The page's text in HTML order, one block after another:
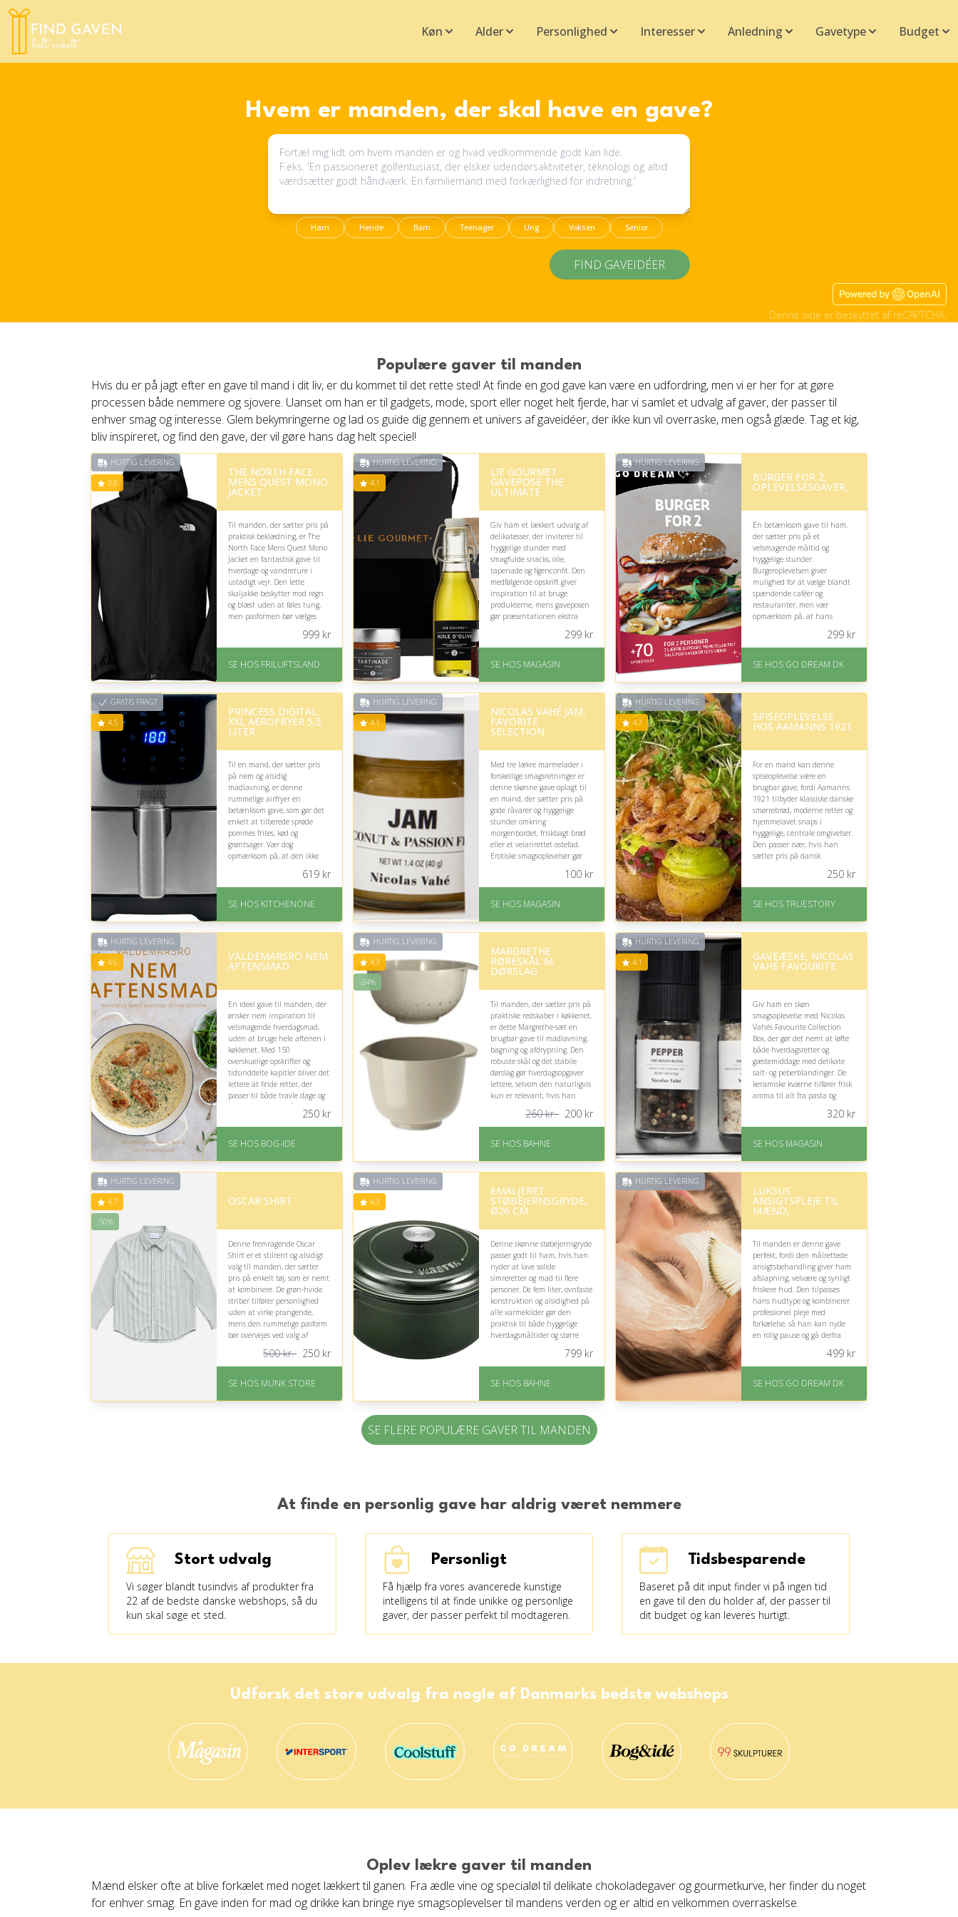
Køn Alder Personlighed Interesser Anledning Gavetype Budget
Hvem er manden, der skal have en gave?
Ham Hende Barn Teenager Ung Voksen Senior
FIND GAVEIDÉER
Denne side er beskyttet af reCAPTCHA.
Populære gaver til manden
Hvis du er på jagt efter en gave til mand i dit liv, er du kommet til det rette sted! At finde en god gave kan være en udfordring, men vi er her for at gøre
processen både nemmere og sjovere. Uanset om han er til gadgets, mode, sport eller noget helt fjerde, har vi samlet et udvalg af gaver, der passer til
enhver smag og interesse. Glem bekymringerne og lad os guide dig gennem et univers af gaveidéer, der ikke kun vil overraske, men også glæde. Tag et kig,
bliv inspireret, og find den gave, der vil gøre hans dag helt speciel!
HURTIG LEVERING
3.8
THE NORTH FACE
MENS QUEST MONO
JACKET
Til manden, der sætter pris på
praktisk beklædning, er The
North Face Mens Quest Mono
Jacket en fantastisk gave til
hverdage og vandreture i
ustadigt vejr. Den lette
skaljakke beskytter mod regn
og blæst uden at føles tung,
men pasformen bør vælges
På lager
Levering: 1-2 hverdage
999kr
SE HOS FRILUFTSLAND
HURTIG LEVERING
4.1
LIE GOURMET
GAVEPOSE THE
ULTIMATE
Giv ham et lækkert udvalg af
delikatesser, der inviterer til
hyggelige stunder med
smagfulde snacks, olie,
tapenade og figenconfit. Den
medfølgende opskrift giver
inspiration til at bruge
produkterne, mens gaveposen
gør præsentationen ekstra
På lager
Levering: 1-3 dage
299kr
SE HOS MAGASIN
HURTIG LEVERING
BURGER FOR 2,
OPLEVELSESGAVER,
En betænksom gave til ham,
der sætter pris på et
velsmagende måltid og
hyggelige stunder.
Burgeroplevelsen giver
mulighed for at vælge blandt
spændende caféer og
restauranter, men vær
opmærksom på, at hans
eller spisested kan variere.
På lager
299kr
SE HOS GO DREAM DK
GRATIS FRAGT
4.5
PRINCESS DIGITAL
XXL AEROFRYER 5,5
LITER
Til en mand, der sætter pris
på nem og alsidig
madlavning, er denne
rummelige airfryer en
betænksom gave, som gør det
enkelt at tilberede sprøde
pommes frites, kød og
grøntsager. Vær dog
opmærksom på, at den ikke
På lager
Levering: 1-5 hverdage
619kr
SE HOS KITCHENONE
HURTIG LEVERING
4.1
NICOLAS VAHÉ JAM,
FAVORITE
SELECTION
Med tre lækre marmelader i
forskellige smagsretninger er
denne skønne gave oplagt til
en mand, der sætter pris på
gode råvarer og hyggelige
stunder omkring
morgenbordet, friskbagt brød
eller et velanrettet ostefad.
Erotiske smagsoplevelser gør
På lager
Levering: 1-3 dage
100kr
SE HOS MAGASIN
HURTIG LEVERING
4.7 SPISEOPLEVELSE
HOS AAMANNS 1921
For en mand kan denne
spiseoplevelse være en
brugbar gave, fordi Aamanns
1921 tilbyder klassiske danske
smørrebrød, moderne retter og
hjemmelavet snaps i
hyggelige, centrale omgivelser.
Den passer især, hvis han
sætter pris på dansk
På lager
rating på 4.7 ud af 5
250kr
SE HOS TRUESTORY
HURTIG LEVERING
4.6 VALDEMARSRO NEM
AFTENSMAD
En ideel gave til manden, der
ønsker nem inspiration til
velsmagende hverdagsmad,
uden at bruge hele aftenen i
køkkenet. Med 150
overskuelige opskrifter og
tidsinddelte kapitler bliver det
lettere at finde retter, der
passer til både travle dage og
hyggelige familiemåltider.
På lager
Levering: 1-3 hverdage -
250kr
SE HOS BOG-IDE
HURTIG LEVERING
4.3
-24%
MARGRETHE
RØRESKÅL M.
DØRSLAG
Til manden, der sætter pris på
praktiske redskaber i køkkenet,
er dette Margrethe-sæt en
brugbar gave til madlavning,
bagning og afdrypning. Den
robuste skål og det stabile
dørslag gør hverdagsopgaver
lettere, selvom den naturligvis
kun er relevant, hvis han
På lager
Levering: 1-3 hverdage
260 kr.)
260 kr. 200kr
SE HOS BAHNE
HURTIG LEVERING
4.1 GAVEÆSKE, NICOLAS
VAHÉ FAVOURITE
Giv ham en skøn
smagsoplevelse med Nicolas
Vahés Favourite Collection
Box, der gør det nemt at løfte
både hverdagsretter og
gæstemiddage med delikate
salt- og peberblandinger. De
keramiske kværne tilfører frisk
aroma til alt fra pasta og
På lager
320kr
SE HOS MAGASIN
HURTIG LEVERING
4.7
-50%
OSCAR SHIRT
Denne fremragende Oscar
Shirt er et stilrent og alsidigt
valg til manden, der sætter
pris på enkelt tøj, som er nemt
at kombinere. De grøn-hvide
striber tilfører personlighed
uden at virke prangende,
mens den rummelige pasform
bør overvejes ved valg af
På lager
Levering: 1-2 dages
500 kr. 250kr
SE HOS MUNK STORE
HURTIG LEVERING
4.3
EMALJERET
STØBEJERNSGRYDE,
Ø26 CM
Denne skønne støbejernsgryde
passer godt til ham, hvis han
nyder at lave solide
simreretter og mad til flere
personer. De fem liter, ovnfaste
konstruktion og alsidighed på
alle varmekilder gør den
praktisk til både hyggelige
hverdagsmåltider og større
På lager
Levering: 1-3 hverdage
rating på 4.3 ud af 5
799kr
SE HOS BAHNE
HURTIG LEVERING
LUKSUS
ANSIGTSPLEJE TIL
MÆND,
Til manden er denne gave
perfekt, fordi den målrettede
ansigtsbehandling giver ham
afslapning, velvære og synligt
friskere hud. Den tilpasses
hans hudtype og kombinerer
professionel pleje med
forkælelse, så han kan nyde
en rolig pause og gå derfra
På lager
Levering: E-gavekort kan
499kr
SE HOS GO DREAM DK
SE FLERE POPULÆRE GAVER TIL MANDEN
At finde en personlig gave har aldrig været nemmere
Stort udvalg
Vi søger blandt tusindvis af produkter fra
22 af de bedste danske webshops, så du
kun skal søge et sted.
Personligt
Få hjælp fra vores avancerede kunstige
intelligens til at finde unikke og personlige
gaver, der passer perfekt til modtageren.
Tidsbesparende
Baseret på dit input finder vi på ingen tid
en gave til den du holder af, der passer til
dit budget og kan leveres hurtigt.
Udforsk det store udvalg fra nogle af Danmarks bedste webshops
Oplev lækre gaver til manden
Mænd elsker ofte at blive forkælet med noget lækkert til ganen. Fra ædle vine og specialøl til delikate chokoladegaver og gourmetkurve, her finder du noget
for enhver smag. En gave inden for mad og drikke kan bringe nye smagsoplevelser til mandens verden og er altid en velkommen overraskelse.